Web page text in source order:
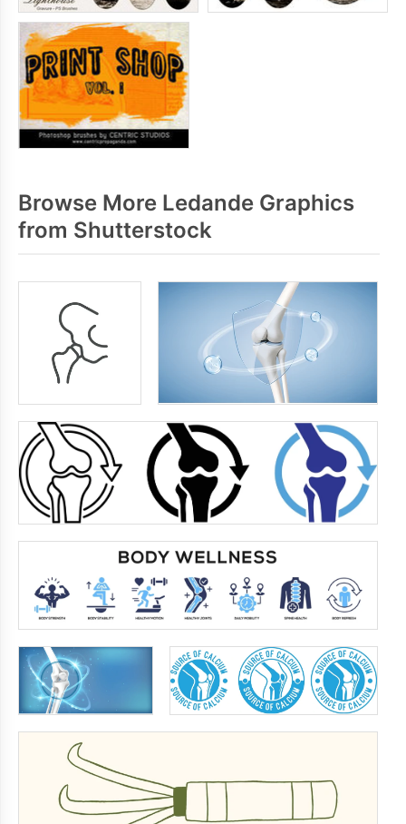
Browse More Ledande Graphics
from Shutterstock